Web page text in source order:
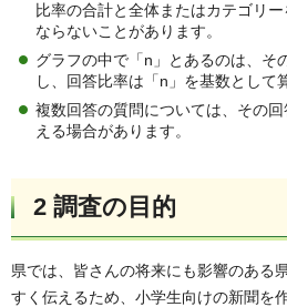
比率の合計と全体またはカテゴリ
ならないことがあります。
グラフの中で「n」とあるのは、そ
し、回答比率は「n」を基数として
複数回答の質問については、その
える場合があります。
2 調査の目的
県では、皆さんの将来にも影響のある
すく伝えるため、小学生向けの新聞を